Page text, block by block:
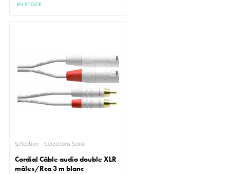
EN STOCK
Sélection - Sélections Sono
Cordial Câble audio double XLR
mâles/Rca 3 m blanc